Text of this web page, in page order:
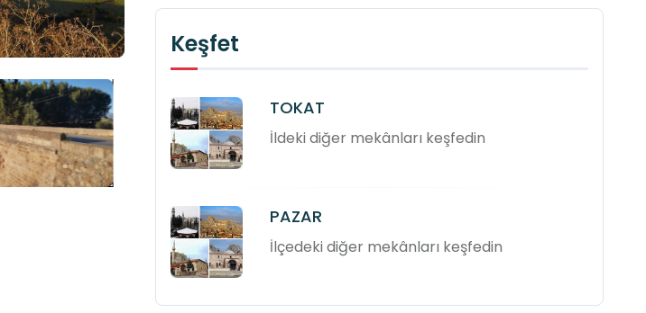
Keşfet
TOKAT
İldeki diğer mekânları keşfedin
PAZAR
İlçedeki diğer mekânları keşfedin